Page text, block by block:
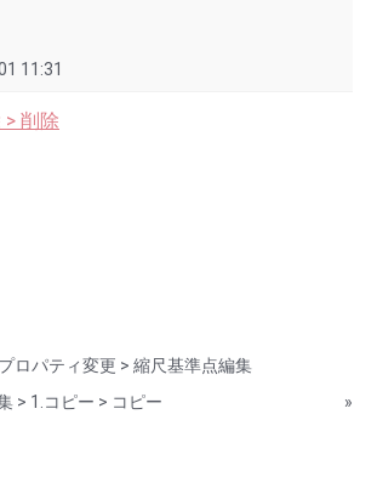
11:31
> 削除
ロパティ変更 > 縮尺基準点編集
> 1.コピー > コピー
»